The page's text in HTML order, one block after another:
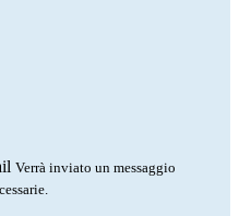
Verrà inviato un messaggio